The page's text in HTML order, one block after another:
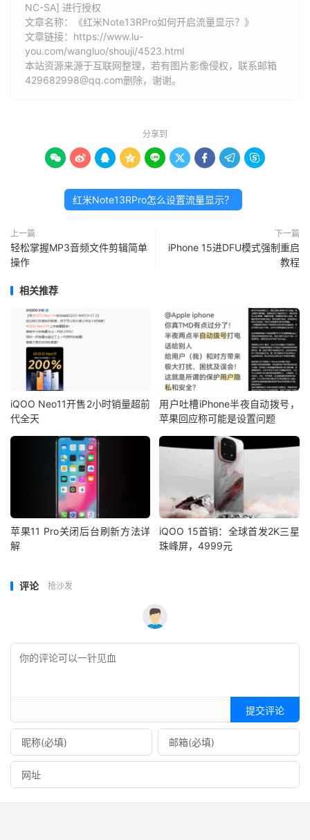
NC-SA] 进行授权
文章名称：《红米Note13RPro如何开启流量显示？》
文章链接： https://www.lu-
you.com/wangluo/shouji/4523.html
本站资源来源于互联网整理，若有图片影像侵权，联系邮箱
429682998@qq.com删除，谢谢。
分享到
        
红米Note13RPro怎么设置流量显示？
上一篇
轻松掌握MP3音频文件剪辑简单
操作
下一篇
iPhone 15进DFU模式强制重启
教程
相关推荐
iQOO Neo11开售2小时销量超前
代全天
用户吐槽iPhone半夜自动拨号，
苹果回应称可能是设置问题
苹果11 Pro关闭后台刷新方法详
解
iQOO 15首销：全球首发2K三星
珠峰屏，4999元
评论 抢沙发
提交评论